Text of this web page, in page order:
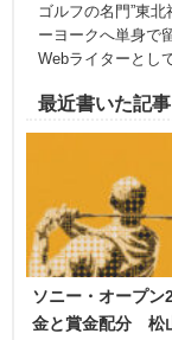
ゴルフの名門”東
ーヨークへ単身で
Webライターとし
最近書いた記事
ソニー・オープン
金と賞金配分 松